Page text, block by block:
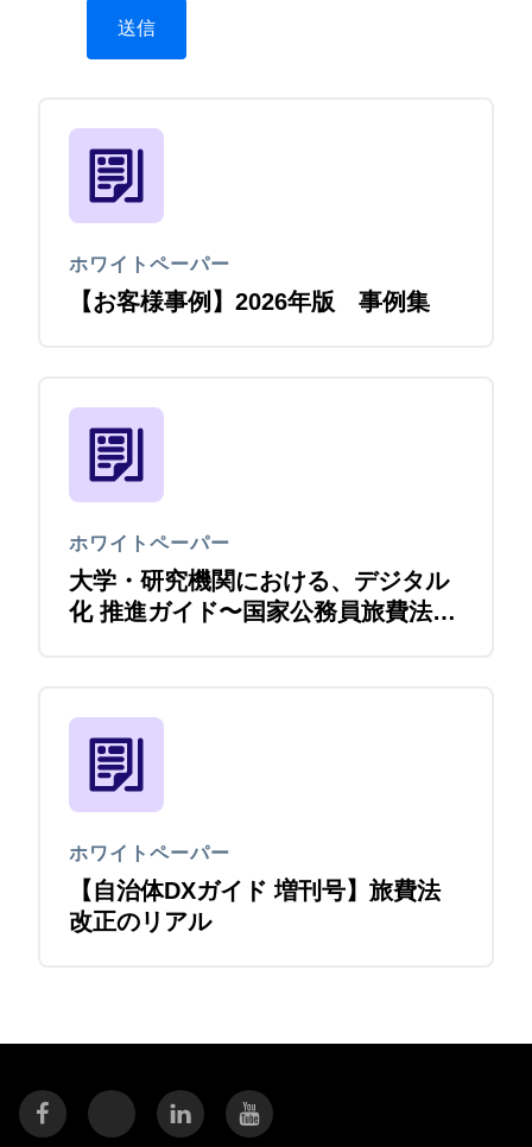
ホワイトペーパー
【お客様事例】2026年版 事例集
ホワイトペーパー
大学・研究機関における、デジタル
化 推進ガイド〜国家公務員旅費法改
ホワイトペーパー
【自治体DXガイド 増刊号】旅費法
改正のリアル